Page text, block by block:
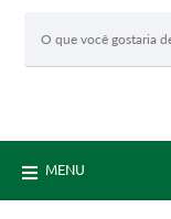
MENU